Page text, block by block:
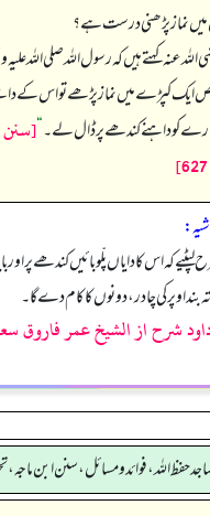
میں نماز پڑھنی درست ہے؟
اللہ عنہ کہتے ہیں کہ رسول اللہ صلی اللہ
ایک کپڑے میں نماز پڑھے تو اس کے
کو داہنے کندھے پر ڈال لے۔‏‏‏‏“[سنن
لپٹیے کہ اس کا دایاں پلّو بائیں کندھے پر
بند اوپر کی چادر، دونوں کا کام دے گا۔
شرح از الشیخ عمر فاروق
حفظ الله، فوائد و مسائل، سنن ابن ماجه،